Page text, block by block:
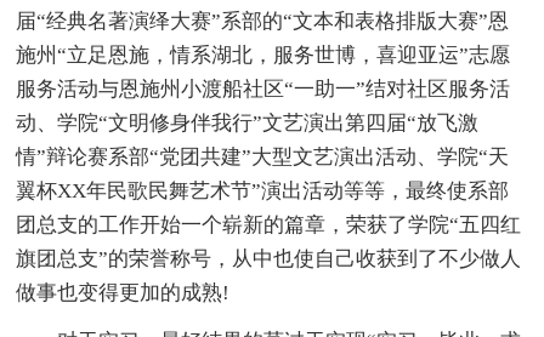
届“经典名著演绎大赛”系部的“文本和表格排版大赛”恩
施州“立足恩施，情系湖北，服务世博，喜迎亚运”志愿
服务活动与恩施州小渡船社区“一助一”结对社区服务活
动、学院“文明修身伴我行”文艺演出第四届“放飞激
情”辩论赛系部“党团共建”大型文艺演出活动、学院“天
翼杯XX年民歌民舞艺术节”演出活动等等，最终使系部
团总支的工作开始一个崭新的篇章，荣获了学院“五四红
旗团总支”的荣誉称号，从中也使自己收获到了不少做人
做事也变得更加的成熟!